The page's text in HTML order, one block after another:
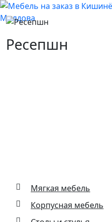
Ресепшн
Мягкая мебель
Корпусная мебель